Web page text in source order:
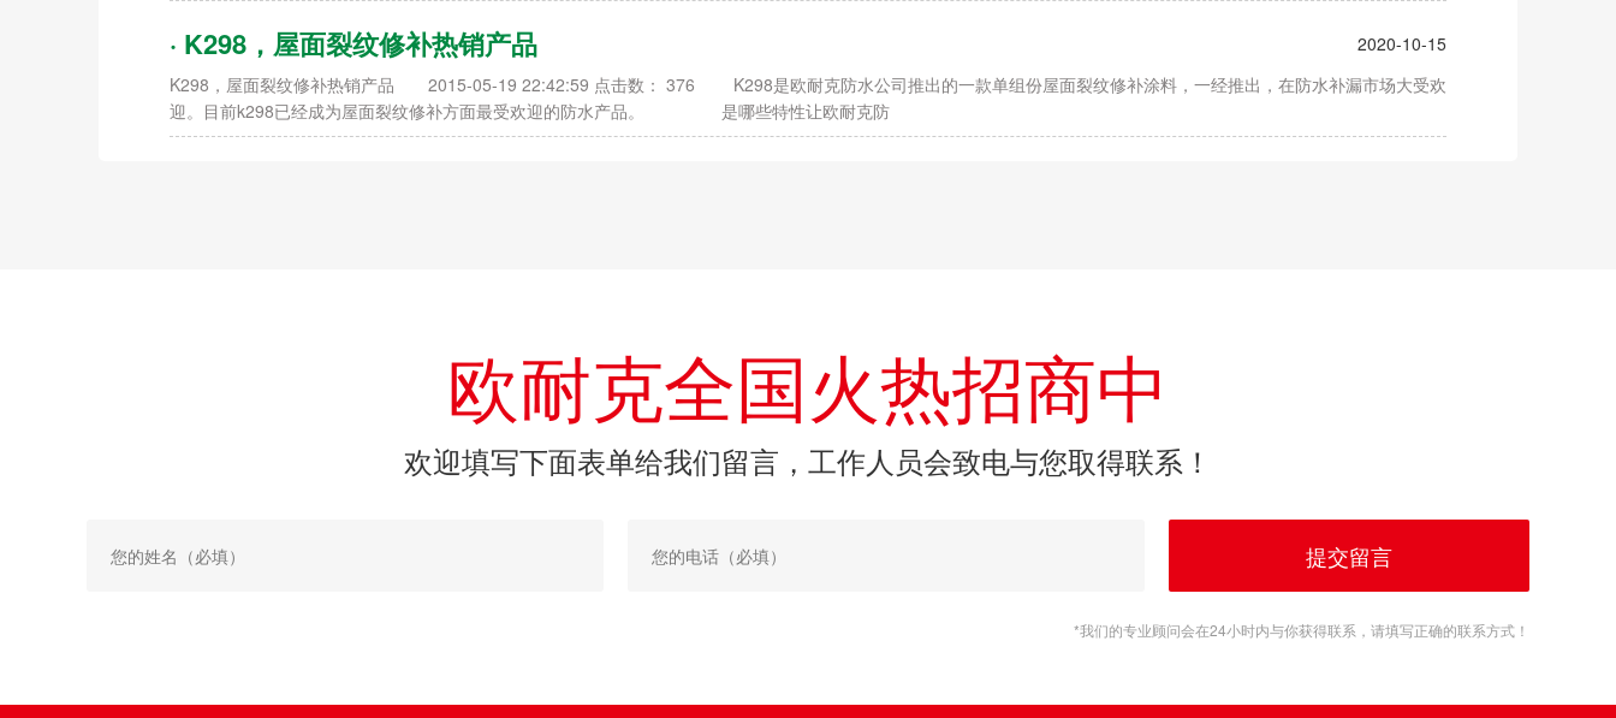
· K298，屋面裂纹修补热销产品
2020-10-15
K298，屋面裂纹修补热销产品 2015-05-19 22:42:59 点击数： 376 K298是欧耐克防水公司推出的一款单组份屋面裂纹修补涂料，一经推出，在防水补漏市场大受欢
迎。目前k298已经成为屋面裂纹修补方面最受欢迎的防水产品。 是哪些特性让欧耐克防
欧耐克全国火热招商中
欢迎填写下面表单给我们留言，工作人员会致电与您取得联系！
提交留言
*我们的专业顾问会在24小时内与你获得联系，请填写正确的联系方式！